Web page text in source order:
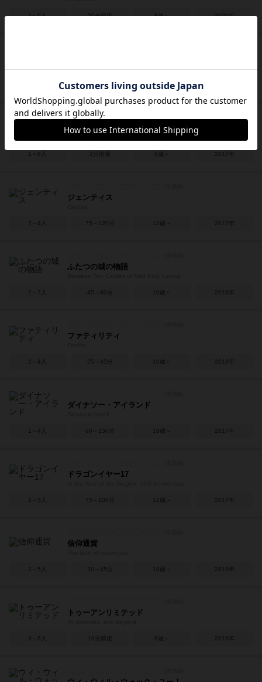
2～6人 20分前後 8歳～ 2020年
Bunny Kingdom
40～60分 12歳～
パニック・アイランド
1～8人 2分前後 8歳～ 2017年
ジェンティス
2～4人 75～120分 12歳～ 2017年
ふたつの城の物語
2～7人 45～60分 10歳～ 2018年
ファティリティ
2～4人 25～45分 10歳～ 2018年
ダイナソー・アイランド
1～4人 60～150分 10歳～ 2017年
ドラゴンイヤー17
2～5人 75～100分 12歳～ 2017年
信仰通貨
2～5人 30～45分 10歳～ 2019年
トゥーアンリミテッド
3～6人 10分前後 8歳～ 2016年